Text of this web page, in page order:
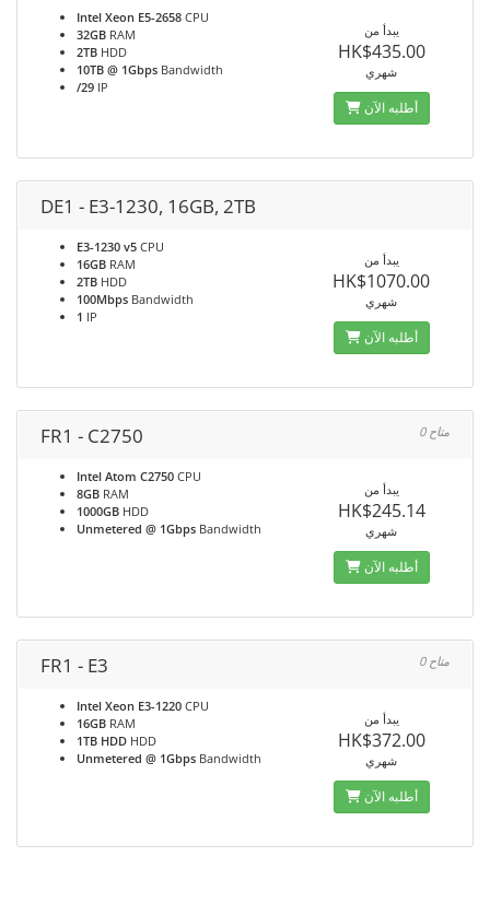
Intel Xeon E5-2658 CPU
32GB RAM
2TB HDD
10TB @ 1Gbps Bandwidth
/29 IP
يبدأ من
HK$435.00
شهري
أطلبه الآن
DE1 - E3-1230, 16GB, 2TB
E3-1230 v5 CPU
16GB RAM
2TB HDD
100Mbps Bandwidth
1 IP
يبدأ من
HK$1070.00
شهري
أطلبه الآن
FR1 - C2750 0 متاح
Intel Atom C2750 CPU
8GB RAM
1000GB HDD
Unmetered @ 1Gbps Bandwidth
يبدأ من
HK$245.14
شهري
أطلبه الآن
FR1 - E3 0 متاح
Intel Xeon E3-1220 CPU
16GB RAM
1TB HDD HDD
Unmetered @ 1Gbps Bandwidth
يبدأ من
HK$372.00
شهري
أطلبه الآن